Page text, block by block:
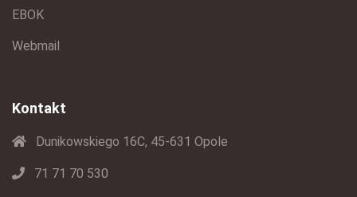
EBOK
Webmail
Kontakt
Dunikowskiego 16C, 45-631 Opole
71 71 70 530